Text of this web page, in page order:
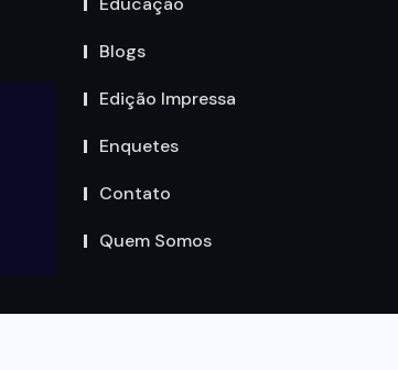
Blogs
Edição Impressa
Enquetes
Contato
Quem Somos